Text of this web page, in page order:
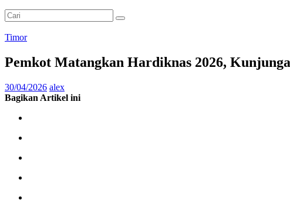
Timor
Pemkot Matangkan Hardiknas 2026,
30/04/2026 alex
Bagikan Artikel ini